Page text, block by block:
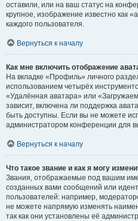
оставили, или на ваш статус на
крупное, изображение известно как
каждого пользователя.
Вернуться к началу
Как мне включить отображение
На вкладке «Профиль» личного
использованием четырёх
«Удалённая аватара» или
зависит, включена ли поддержка
быть доступны. Если вы не можете
администратором конференции для
Вернуться к началу
Что такое звание и как я могу
Звания, отображаемые под вашим
созданных вами сообщений или
пользователей: например,
не можете напрямую изменять
так как они установлены её